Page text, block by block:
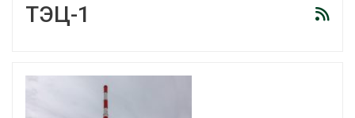
ТЭЦ-1